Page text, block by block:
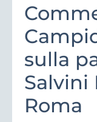
sulla
Salvini
Roma